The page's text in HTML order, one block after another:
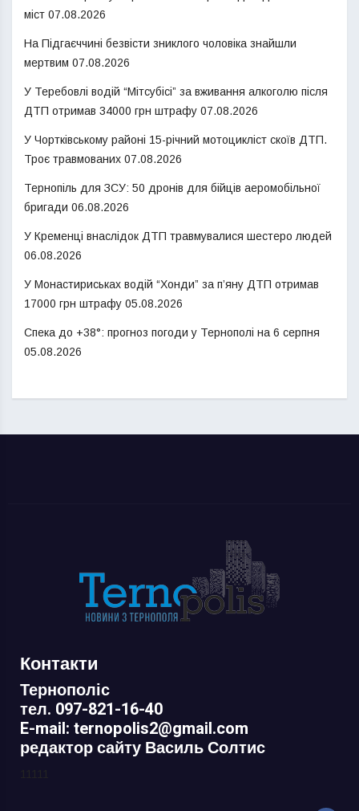
міст 07.08.2026
На Підгаєччині безвісти зниклого чоловіка знайшли
мертвим 07.08.2026
У Теребовлі водій “Мітсубісі” за вживання алкоголю після
ДТП отримав 34000 грн штрафу 07.08.2026
У Чортківському районі 15-річний мотоцикліст скоїв ДТП.
Троє травмованих 07.08.2026
Тернопіль для ЗСУ: 50 дронів для бійців аеромобільної
бригади 06.08.2026
У Кременці внаслідок ДТП травмувалися шестеро людей
06.08.2026
У Монастириськах водій “Хонди” за п’яну ДТП отримав
17000 грн штрафу 05.08.2026
Спека до +38°: прогноз погоди у Тернополі на 6 серпня
05.08.2026
Контакти
Тернополіс
тел. 097-821-16-40
E-mail: ternopolis2@gmail.com
редактор сайту Василь Солтис